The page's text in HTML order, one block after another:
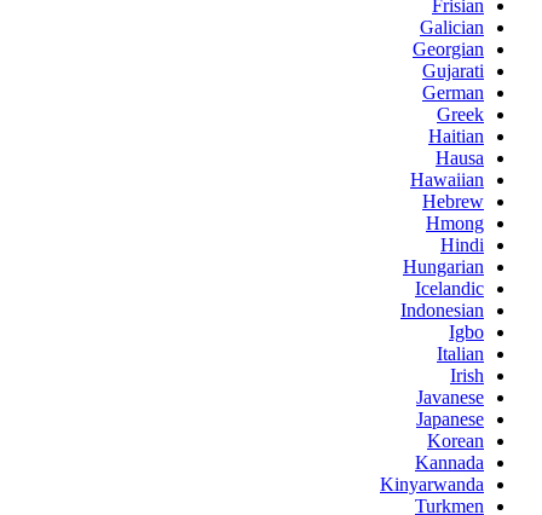
Frisian
Galician
Georgian
Gujarati
German
Greek
Haitian
Hausa
Hawaiian
Hebrew
Hmong
Hindi
Hungarian
Icelandic
Indonesian
Igbo
Italian
Irish
Javanese
Japanese
Korean
Kannada
Kinyarwanda
Turkmen